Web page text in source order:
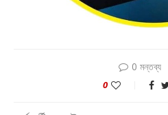
0 মন্তব্য
0